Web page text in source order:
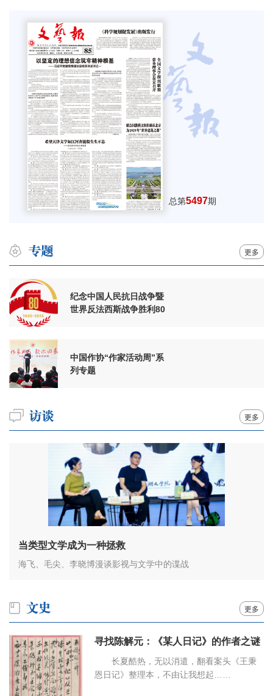
总第5497期
更多
纪念中国人民抗日战争暨
世界反法西斯战争胜利80
中国作协“作家活动周”系
列专题
更多
当类型文学成为一种拯救
海飞、毛尖、李晓博漫谈影视与文学中的谍战
更多
寻找陈解元：《某人日记》的作者之谜
长夏酷热，无以消遣，翻看案头《王秉
恩日记》整理本，不由让我想起……